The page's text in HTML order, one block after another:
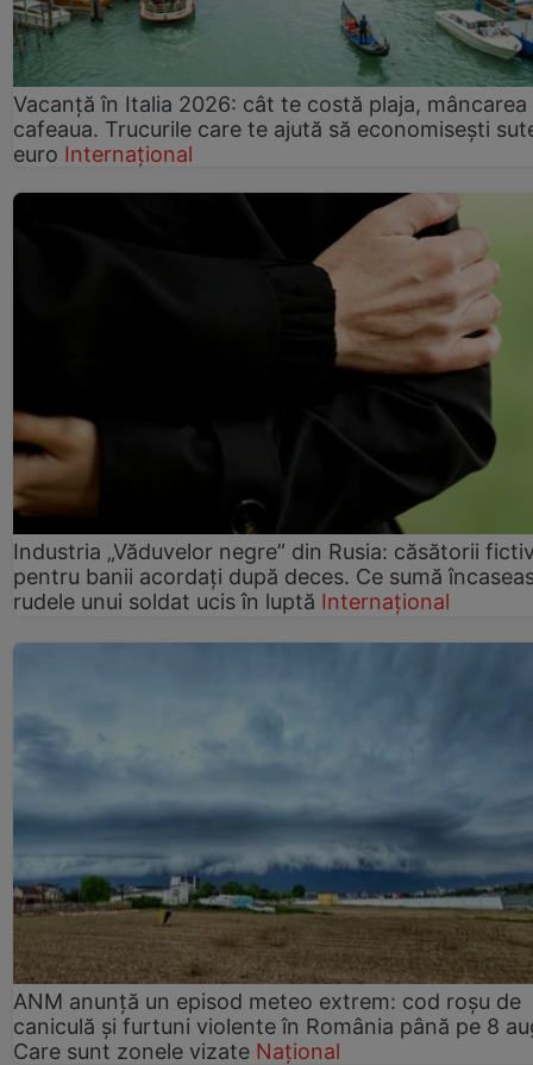
Vacanță în Italia 2026: cât te costă plaja, mâncarea
cafeaua. Trucurile care te ajută să economisești
euro Internațional
Industria „Văduvelor negre” din Rusia: căsătorii
pentru banii acordați după deces. Ce sumă
rudele unui soldat ucis în luptă Internațional
ANM anunță un episod meteo extrem: cod roșu de
caniculă și furtuni violente în România până pe 8
Care sunt zonele vizate Național